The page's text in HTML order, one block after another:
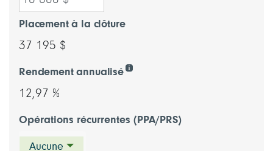
Placement à la clôture
37 195 $
Rendement annualisé
12,97 %
Opérations récurrentes (PPA/PRS)
Aucune